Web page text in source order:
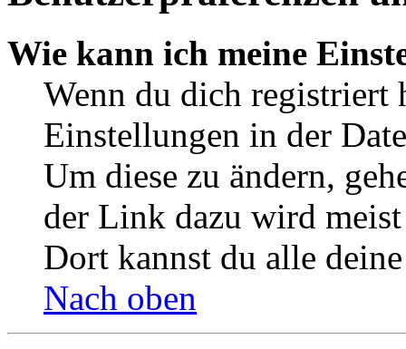
Wie kann ich meine
Wenn du dich registriert
Einstellungen in der
Um diese zu ändern,
der Link dazu wird
Dort kannst du alle
Nach oben